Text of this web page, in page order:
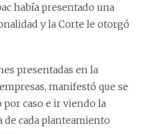
había presentado una
y la Corte le otorgó
presentadas en la
manifestó que se
por caso e ir viendo la
de cada planteamiento